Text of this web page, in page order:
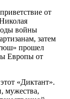
от
войны
затем
прошел
Европы от
«Диктант».
мужества,